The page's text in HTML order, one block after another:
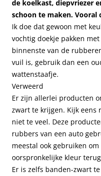
de koelkast, diepvriezer
schoon te maken. Vooral
Ik doe dat gewoon met
vochtig doekje pakken
binnenste van de
vuil is, gebruik dan een
wattenstaafje.
Verweerd
Er zijn allerlei producten
zwart te krijgen. Kijk eens
niet te veel. Deze
rubbers van een auto
meestal ook gebruiken
oorspronkelijke kleur
Er is zelfs banden-zwart